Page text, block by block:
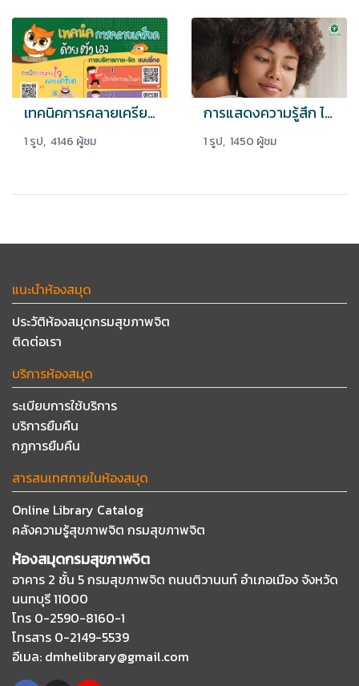
เทคนิคการคลายเครียดด้วยตัวเอง (การบริหารกาย-จิต แบบชี่กง)
1 รูป, 4146 ผู้ชม
การแสดงความรู้สึก ไม่ได้แปลว่าอ่อนแอ
1 รูป, 1450 ผู้ชม
แนะนำห้องสมุด
ประวัติห้องสมุดกรมสุขภาพจิต
ติดต่อเรา
บริการห้องสมุด
ระเบียบการใช้บริการ
บริการยืมคืน
กฏการยืมคืน
สารสนเทศภายในห้องสมุด
Online Library Catalog
คลังความรู้สุขภาพจิต กรมสุขภาพจิต
ห้องสมุดกรมสุขภาพจิต
อาคาร 2 ชั้น 5 กรมสุขภาพจิต ถนนติวานนท์ อำเภอเมือง จังหวัด
นนทบุรี 11000
โทร 0-2590-8160-1
โทรสาร 0-2149-5539
อีเมล: dmhelibrary@gmail.com